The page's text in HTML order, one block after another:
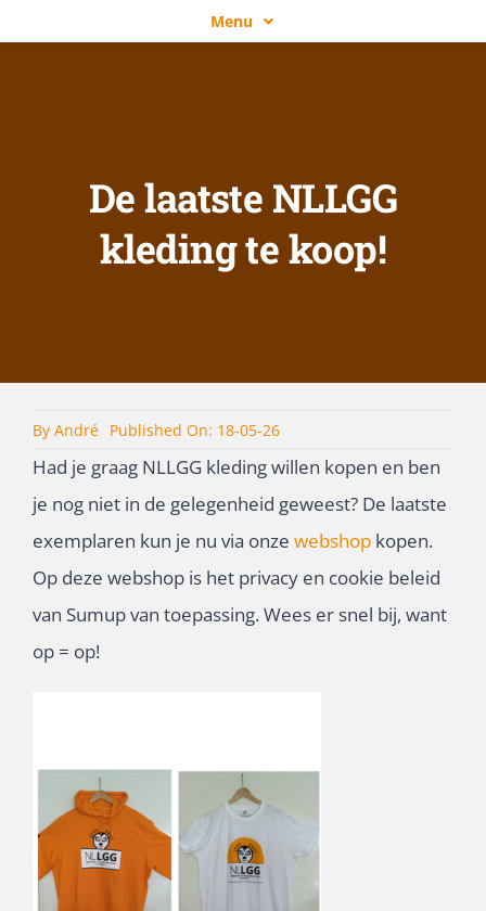
Menu
NIEUWS
WORD LID!
De laatste NLLGG
kleding te koop!
By André Published On: 18-05-26
Had je graag NLLGG kleding willen kopen en ben
je nog niet in de gelegenheid geweest? De laatste
exemplaren kun je nu via onze webshopkopen.
Op deze webshop is het privacy en cookie beleid
van Sumup van toepassing. Wees er snel bij, want
op = op!